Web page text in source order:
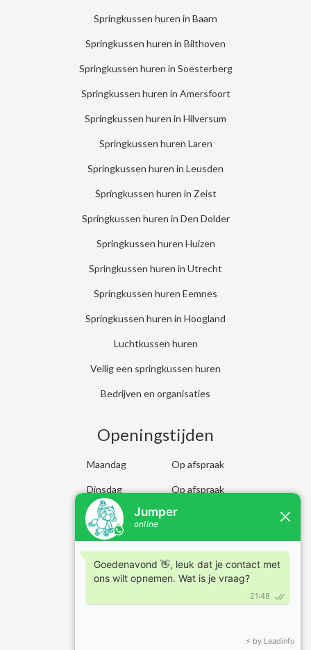
Springkussen huren in Baarn
Springkussen huren in Bilthoven
Springkussen huren in Soesterberg
Springkussen huren in Amersfoort
Springkussen huren in Hilversum
Springkussen huren Laren
Springkussen huren in Leusden
Springkussen huren in Zeist
Springkussen huren in Den Dolder
Springkussen huren Huizen
Springkussen huren in Utrecht
Springkussen huren Eemnes
Springkussen huren in Hoogland
Luchtkussen huren
Veilig een springkussen huren
Bedrijven en organisaties
Openingstijden
Maandag Op afspraak
Dinsdag Op afspraak
Woensdag Op afspraak
Donderdag Op afspraak
Vrijdag Op afspraak